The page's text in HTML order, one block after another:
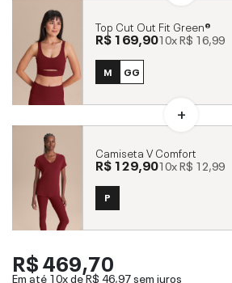
Top Cut Out Fit Green®
R$ 169,9010xR$ 16,99
M GG
Camiseta V Comfort
R$ 129,9010xR$ 12,99
P
R$ 469,70
Em até 10x deR$ 46,97sem juros